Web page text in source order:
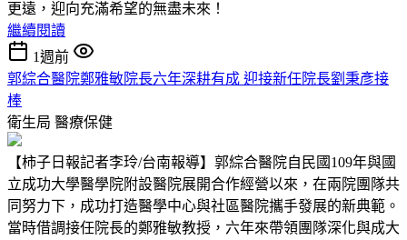
更遠，迎向充滿希望的無盡未來！
繼續閱讀
1週前
郭綜合醫院鄭雅敏院長六年深耕有成 迎接新任院長劉秉彥接
棒
衛生局 醫療保健
【柿子日報記者李玲/台南報導】郭綜合醫院自民國109年與國
立成功大學醫學院附設醫院展開合作經營以來，在兩院團隊共
同努力下，成功打造醫學中心與社區醫院攜手發展的新典範。
當時借調接任院長的鄭雅敏教授，六年來帶領團隊深化與成大